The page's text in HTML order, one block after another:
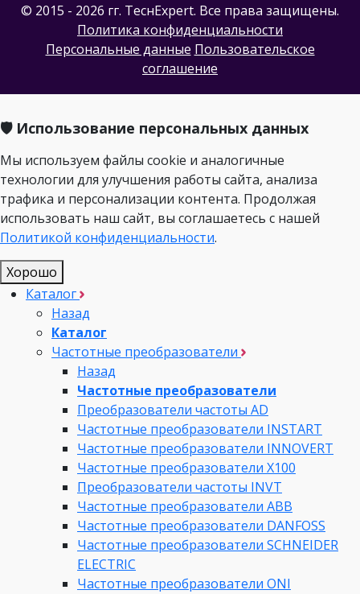
© 2015 - 2026 гг. ТеcнExpert. Все права защищены.
Политика конфиденциальности
Персональные данные Пользовательское
соглашение
🛡️ Использование персональных данных
Мы используем файлы cookie и аналогичные
технологии для улучшения работы сайта, анализа
трафика и персонализации контента. Продолжая
использовать наш сайт, вы соглашаетесь с нашей
Политикой конфиденциальности.
Хорошо
Каталог
Назад
Каталог
Частотные преобразователи
Назад
Частотные преобразователи
Преобразователи частоты AD
Частотные преобразователи INSTART
Частотные преобразователи INNOVERT
Частотные преобразователи Х100
Преобразователи частоты INVT
Частотные преобразователи ABB
Частотные преобразователи DANFOSS
Частотные преобразователи SCHNEIDER
ELECTRIC
Частотные преобразователи ONI